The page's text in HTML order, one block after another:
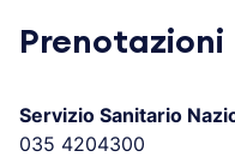
Prenotazioni
Servizio Sanitario
035 4204300